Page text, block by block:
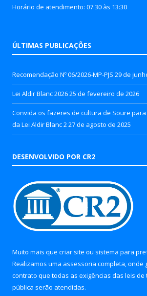
Horário de atendimento: 07:30 às 13:30
ÚLTIMAS PUBLICAÇÕES
Recomendação Nº 06/2026-MP-PJS 29 de
Lei Aldir Blanc 202625 de fevereiro de 2026
Convida os fazeres de cultura de Soure
da Lei Aldir Blanc 2 27 de agosto de 2025
DESENVOLVIDO POR CR2
Muito mais que criar site ou sistema para
Realizamos uma assessoria completa, onde
contrato que todas as exigências das leis de
pública serão atendidas.